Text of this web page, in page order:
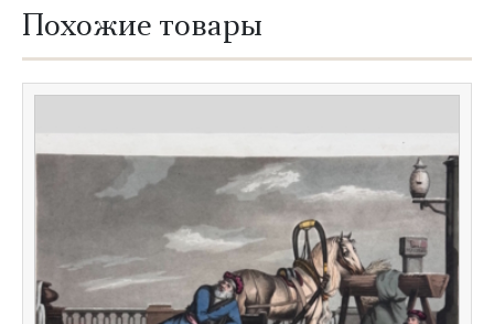
Похожие товары